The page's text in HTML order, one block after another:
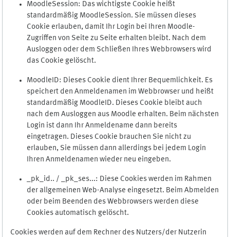
MoodleSession: Das wichtigste Cookie heißt
standardmäßig MoodleSession. Sie müssen dieses
Cookie erlauben, damit Ihr Login bei Ihren Moodle-
Zugriffen von Seite zu Seite erhalten bleibt. Nach dem
Ausloggen oder dem Schließen Ihres Webbrowsers wird
das Cookie gelöscht.
MoodleID: Dieses Cookie dient Ihrer Bequemlichkeit. Es
speichert den Anmeldenamen im Webbrowser und heißt
standardmäßig MoodleID. Dieses Cookie bleibt auch
nach dem Ausloggen aus Moodle erhalten. Beim nächsten
Login ist dann Ihr Anmeldename dann bereits
eingetragen. Dieses Cookie brauchen Sie nicht zu
erlauben, Sie müssen dann allerdings bei jedem Login
Ihren Anmeldenamen wieder neu eingeben.
_pk_id.. / _pk_ses...: Diese Cookies werden im Rahmen
der allgemeinen Web-Analyse eingesetzt. Beim Abmelden
oder beim Beenden des Webbrowsers werden diese
Cookies automatisch gelöscht.
Cookies werden auf dem Rechner des Nutzers/der Nutzerin